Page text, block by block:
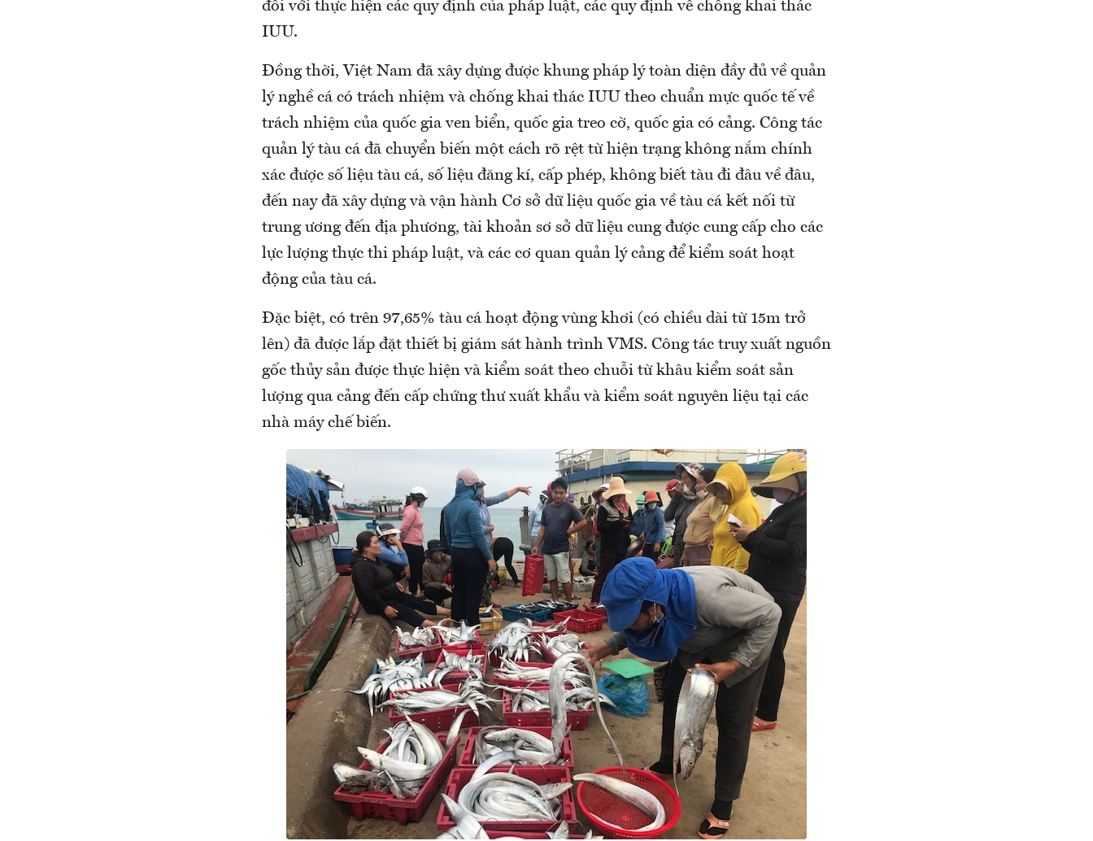
đối với thực hiện các quy định của pháp luật, các quy định về chống khai thác
IUU.
Đồng thời, Việt Nam đã xây dựng được khung pháp lý toàn diện đầy đủ về quản
lý nghề cá có trách nhiệm và chống khai thác IUU theo chuẩn mực quốc tế về
trách nhiệm của quốc gia ven biển, quốc gia treo cờ, quốc gia có cảng. Công tác
quản lý tàu cá đã chuyển biến một cách rõ rệt từ hiện trạng không nắm chính
xác được số liệu tàu cá, số liệu đăng kí, cấp phép, không biết tàu đi đâu về đâu,
đến nay đã xây dựng và vận hành Cơ sở dữ liệu quốc gia về tàu cá kết nối từ
trung ương đến địa phương, tài khoản sơ sở dữ liệu cung được cung cấp cho các
lực lượng thực thi pháp luật, và các cơ quan quản lý cảng để kiểm soát hoạt
động của tàu cá.
Đặc biệt, có trên 97,65% tàu cá hoạt động vùng khơi (có chiều dài từ 15m trở
lên) đã được lắp đặt thiết bị giám sát hành trình VMS. Công tác truy xuất nguồn
gốc thủy sản được thực hiện và kiểm soát theo chuỗi từ khâu kiểm soát sản
lượng qua cảng đến cấp chứng thư xuất khẩu và kiểm soát nguyên liệu tại các
nhà máy chế biến.